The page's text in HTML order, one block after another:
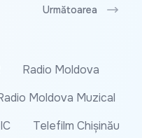
Următoarea
Radio Moldova
Moldova Muzical
Telefilm Chișinău